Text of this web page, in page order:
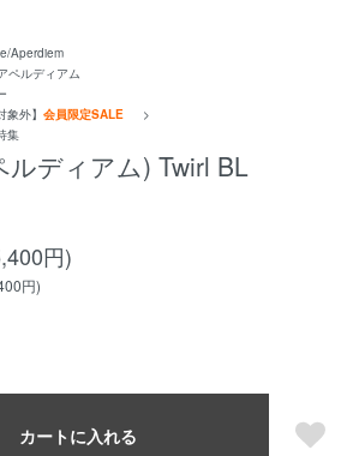
Aperdiem
ペルディアム
象外】 会員限定SALE >
集
ディアム) Twirl BL
円)
円)
カートに入れる